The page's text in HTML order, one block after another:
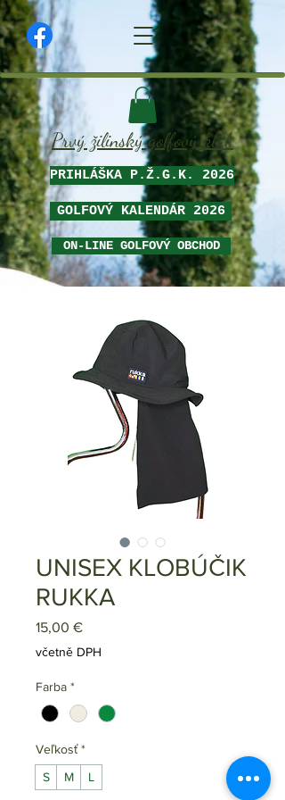
Prvý žilinský golfový klub
GOLFOVÝ KALENDÁR 2026
ON-LINE GOLFOVÝ OBCHOD
PRIHLÁŠKA P.Ž.G.K. 2026
UNISEX KLOBÚČIK
RUKKA
15,00 €Cena
včetně DPH
Farba *
Veľkosť *
S
M L